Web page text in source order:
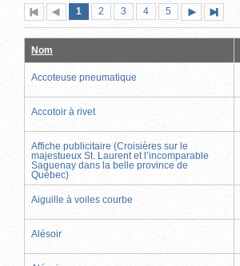
Première
page
Page
précédente
Page
1 (page
actuelle)
Page
2 Page
3 Page
4 Page
5
suivante
page
Nom
Accoteuse pneumatique
Accotoir à rivet
Affiche publicitaire (Croisières sur le
majestueux St. Laurent et l’incomparable
Saguenay dans la belle province de
Québec)
Aiguille à voiles courbe
Alésoir